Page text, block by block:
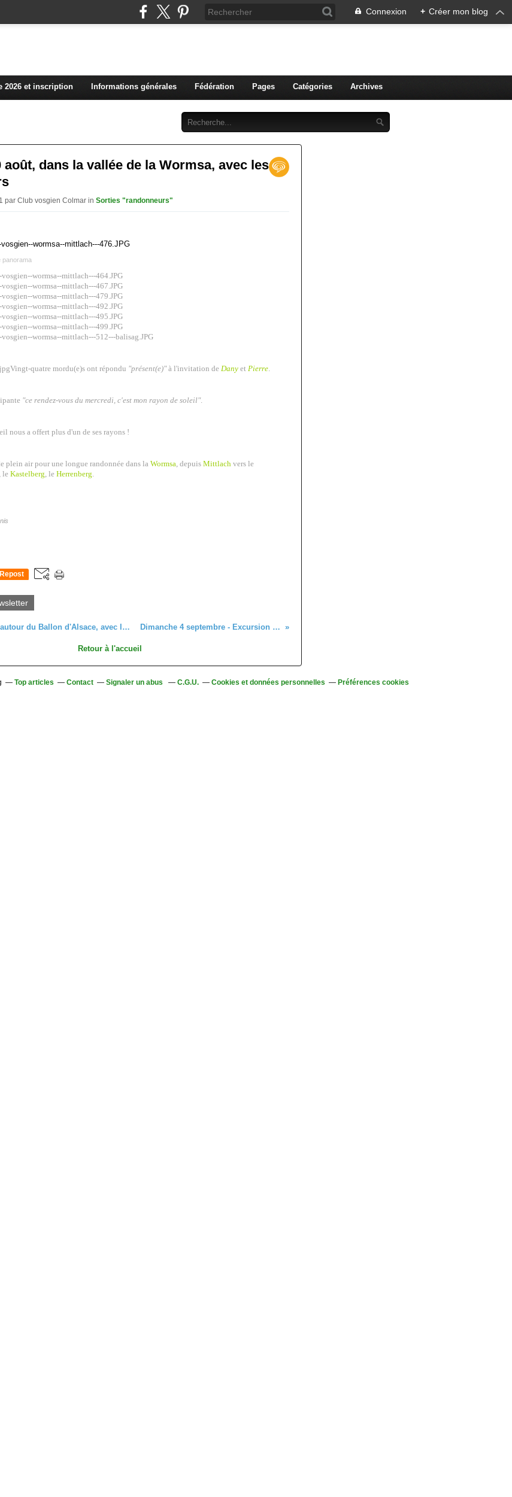
Connexion + Créer mon blog
2026 et inscription Informations générales Fédération Pages Catégories Archives
août, dans la vallée de la Wormsa, avec les
par Club vosgien Colmar in Sorties "randonneurs"
panorama
Vingt-quatre mordu(e)s ont répondu "présent(e)"à l'invitation de Dany et Pierre.
"ce rendez-vous du mercredi, c'est mon rayon de soleil".
nous a offert plus d'un de ses rayons !
plein air pour une longue randonnée dans la Wormsa, depuis Mittlach vers le
, le Kastelberg, le Herrenberg.
Repost
C'était le 3 août, autour du Ballon d'Alsace, avec les seniors Dimanche 4 septembre - Excursion à Nancy
Retour à l'accueil
Top articles Contact Signaler un abus C.G.U. Cookies et données personnelles Préférences cookies